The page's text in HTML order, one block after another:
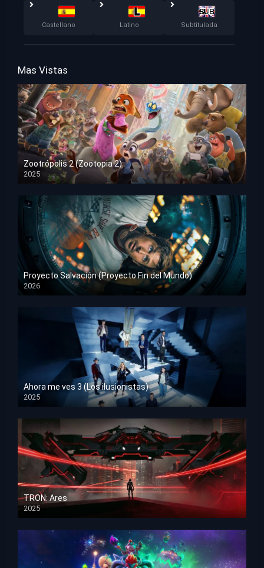
Castellano Latino Subtitulada
Mas Vistas
Zootrópolis 2 (Zootopia 2)
2025
HD 1080p
Proyecto Salvación (Proyecto Fin del Mundo)
2026
HD 1080p
Ahora me ves 3 (Los ilusionistas)
2025
HD 1080p
TRON: Ares
2025
HD 1080p